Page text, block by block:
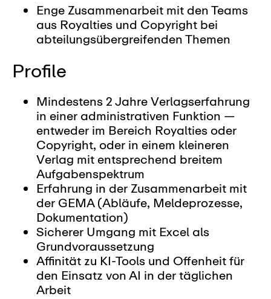
Enge Zusammenarbeit mit den Teams
aus Royalties und Copyright bei
abteilungsübergreifenden Themen
Profile
Mindestens 2 Jahre Verlagserfahrung
in einer administrativen Funktion —
entweder im Bereich Royalties oder
Copyright, oder in einem kleineren
Verlag mit entsprechend breitem
Aufgabenspektrum
Erfahrung in der Zusammenarbeit mit
der GEMA (Abläufe, Meldeprozesse,
Dokumentation)
Sicherer Umgang mit Excel als
Grundvoraussetzung
Affinität zu KI-Tools und Offenheit für
den Einsatz von AI in der täglichen
Arbeit